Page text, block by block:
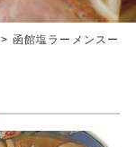
> 函館塩ラーメンスー